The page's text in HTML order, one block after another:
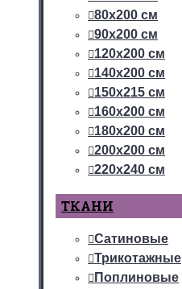
80х200 см
90х200 см
120х200 см
140х200 см
150х215 см
160х200 см
180х200 см
200х200 см
220х240 см
ТКАНИ
Сатиновые
Трикотажные
Поплиновые